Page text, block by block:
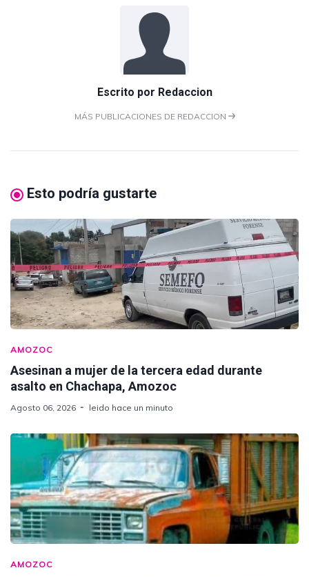
Escrito por Redaccion
MÁS PUBLICACIONES DE REDACCION
Esto podría gustarte
AMOZOC
Asesinan a mujer de la tercera edad durante
asalto en Chachapa, Amozoc
Agosto 06, 2026 leido hace un minuto
AMOZOC